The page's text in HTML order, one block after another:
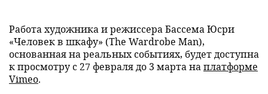
Работа художника и режиссера Бассема Юсри
«Человек в шкафу» (The Wardrobe Man),
основанная на реальных событиях, будет доступна
к просмотру с 27 февраля до 3 марта на платформе
Vimeo.